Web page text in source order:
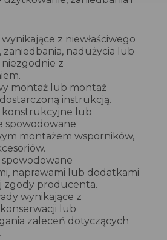
z niewłaściwego
zaniedbania, nadużycia lub
z
montaż lub montaż
instrukcją.
konstrukcyjne lub
spowodowane
montażem wsporników,
spowodowane
naprawami lub dodatkami
zgody producenta.
wynikające z
konserwacji lub
zaleceń dotyczących